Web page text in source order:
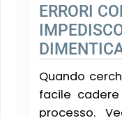
ERRORI
Quando
facile
processo.